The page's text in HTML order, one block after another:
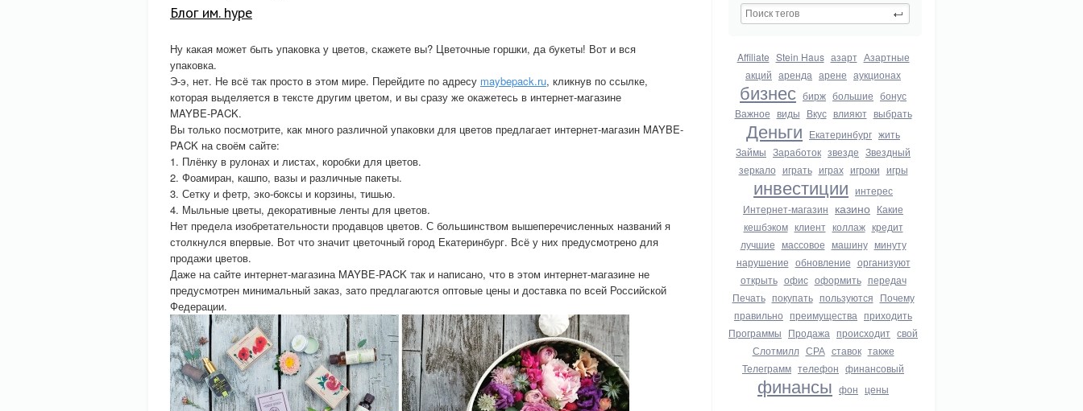
Affiliate Stein Haus азарт Азартные
акций аренда арене аукционах
бизнес бирж большие бонус
Важное виды Вкус влияют выбрать
Деньги Екатеринбург жить
Займы Заработок звезде Звездный
зеркало играть играх игроки игры
инвестиции интерес
Интернет-магазин казино Какие
кешбэком клиент коллаж кредит
лучшие массовое машину минуту
нарушение обновление организуют
открыть офис оформить передач
Печать покупать пользуются Почему
правильно преимущества приходить
Программы Продажа происходит свой
Слотмилл СРА ставок также
Телеграмм телефон финансовый
финансы фон цены
Блог им. hype
Ну какая может быть упаковка у цветов, скажете вы? Цветочные горшки, да букеты! Вот и вся
упаковка.
Э-э, нет. Не всё так просто в этом мире. Перейдите по адресу maybepack.ru, кликнув по ссылке,
которая выделяется в тексте другим цветом, и вы сразу же окажетесь в интернет-магазине
MAYBE-PACK.
Вы только посмотрите, как много различной упаковки для цветов предлагает интернет-магазин MAYBE-
PACK на своём сайте:
1. Плёнку в рулонах и листах, коробки для цветов.
2. Фоамиран, кашпо, вазы и различные пакеты.
3. Сетку и фетр, эко-боксы и корзины, тишью.
4. Мыльные цветы, декоративные ленты для цветов.
Нет предела изобретательности продавцов цветов. С большинством вышеперечисленных названий я
столкнулся впервые. Вот что значит цветочный город Екатеринбург. Всё у них предусмотрено для
продажи цветов.
Даже на сайте интернет-магазина MAYBE-PACK так и написано, что в этом интернет-магазине не
предусмотрен минимальный заказ, зато предлагаются оптовые цены и доставка по всей Российской
Федерации.